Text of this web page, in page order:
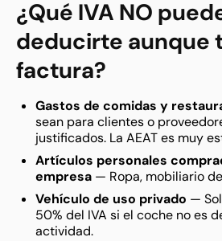
¿Qué IVA NO
deducirte aunque
factura?
Gastos de comidas y
sean para clientes o
justificados. La AEAT es muy
Artículos personales
empresa — Ropa, mobiliario
Vehículo de uso privado —
50% del IVA si el coche no es
actividad.